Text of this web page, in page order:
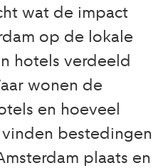
wat de impact
op de lokale
hotels verdeeld
wonen de
en hoeveel
vinden bestedingen
plaats en